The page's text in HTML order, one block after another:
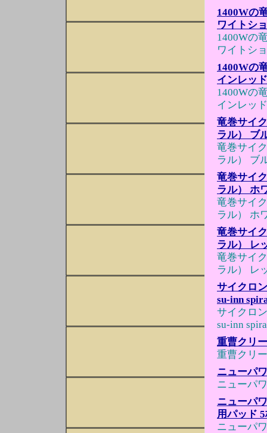
1400Wの
ワイトシ
1400Wの
ワイトシ
1400Wの
インレッ
1400Wの
インレッ
竜巻サイ
ラル） ブ
竜巻サイ
ラル） ブ
竜巻サイ
ラル） ホ
竜巻サイ
ラル） ホ
竜巻サイ
ラル） レ
竜巻サイ
ラル） レ
サイクロ
su-inn
サイクロ
su-inn
重曹クリ
重曹クリ
ニューパ
ニューパ
ニューパ
用パッド
ニューパ